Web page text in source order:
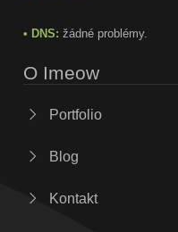
• DNS: žádné problémy.
O Imeow
Portfolio
Blog
Kontakt